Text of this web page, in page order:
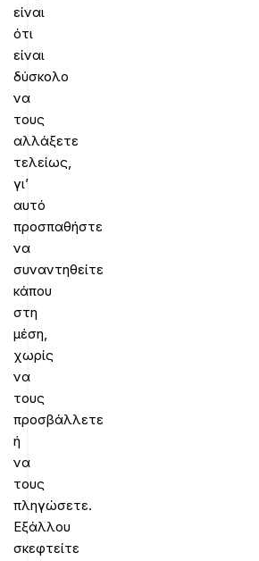
είναι
ότι
είναι
δύσκολο
να
τους
αλλάξετε
τελείως,
γι’
αυτό
προσπαθήστε
να
συναντηθείτε
κάπου
στη
μέση,
χωρίς
να
τους
προσβάλλετε
ή
να
τους
πληγώσετε.
Εξάλλου
σκεφτείτε